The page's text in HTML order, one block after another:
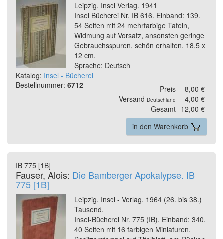
Leipzig. Insel Verlag. 1941
Insel Bücherei Nr. IB 616. Einband: 139.
54 Seiten mit 24 mehrfarbige Tafeln,
Widmung auf Vorsatz, ansonsten geringe
Gebrauchsspuren, schön erhalten. 18,5 x
12 cm.
Sprache: Deutsch
Katalog: Insel - Bücherei
Bestellnummer: 6712 Preis
8,00 €
Versand Deutschland
4,00 €
Gesamt 12,00 €
in den Warenkorb
IB 775 [1B]
Fauser, Alois: Die Bamberger Apokalypse. IB
775 [1B]
Leipzig. Insel - Verlag. 1964 (26. bis 38.)
Tausend.
Insel-Bücherei Nr. 775 (IB). Einband: 340.
40 Seiten mit 16 farbigen Miniaturen.